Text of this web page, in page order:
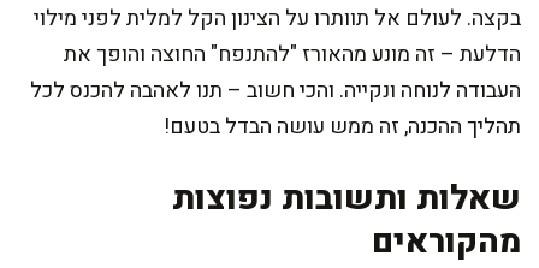
בקצה. לעולם אל תוותרו על הצינון הקל למלית לפני מילוי
הדלעת – זה מונע מהאורז "להתנפח" החוצה והופך את
העבודה לנוחה ונקייה. והכי חשוב – תנו לאהבה להכנס לכל
תהליך ההכנה, זה ממש עושה הבדל בטעם!
שאלות ותשובות נפוצות
מהקוראים